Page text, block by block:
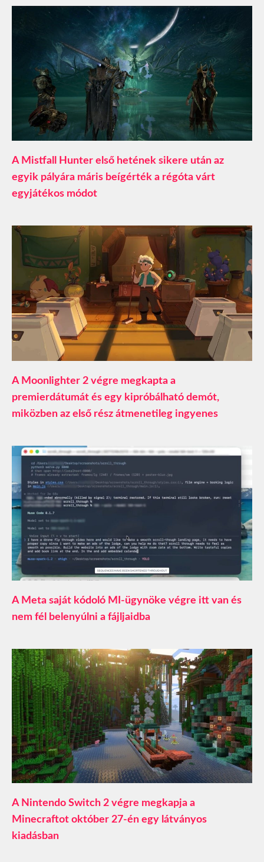
A Mistfall Hunter első hetének sikere után az
egyik pályára máris beígérték a régóta várt
egyjátékos módot
A Moonlighter 2 végre megkapta a
premierdátumát és egy kipróbálható demót,
miközben az első rész átmenetileg ingyenes
A Meta saját kódoló MI-ügynöke végre itt van és
nem fél belenyúlni a fájljaidba
A Nintendo Switch 2 végre megkapja a
Minecraftot október 27-én egy látványos
kiadásban